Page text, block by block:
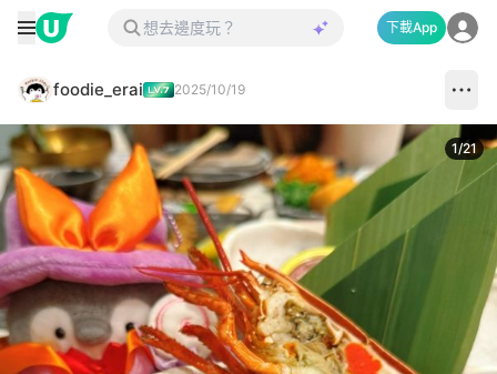
下載App
foodie_erai 2025/10/19
1/21